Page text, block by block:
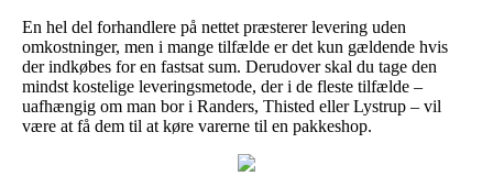
En hel del forhandlere på nettet præsterer levering uden
omkostninger, men i mange tilfælde er det kun gældende hvis
der indkøbes for en fastsat sum. Derudover skal du tage den
mindst kostelige leveringsmetode, der i de fleste tilfælde –
uafhængig om man bor i Randers, Thisted eller Lystrup – vil
være at få dem til at køre varerne til en pakkeshop.